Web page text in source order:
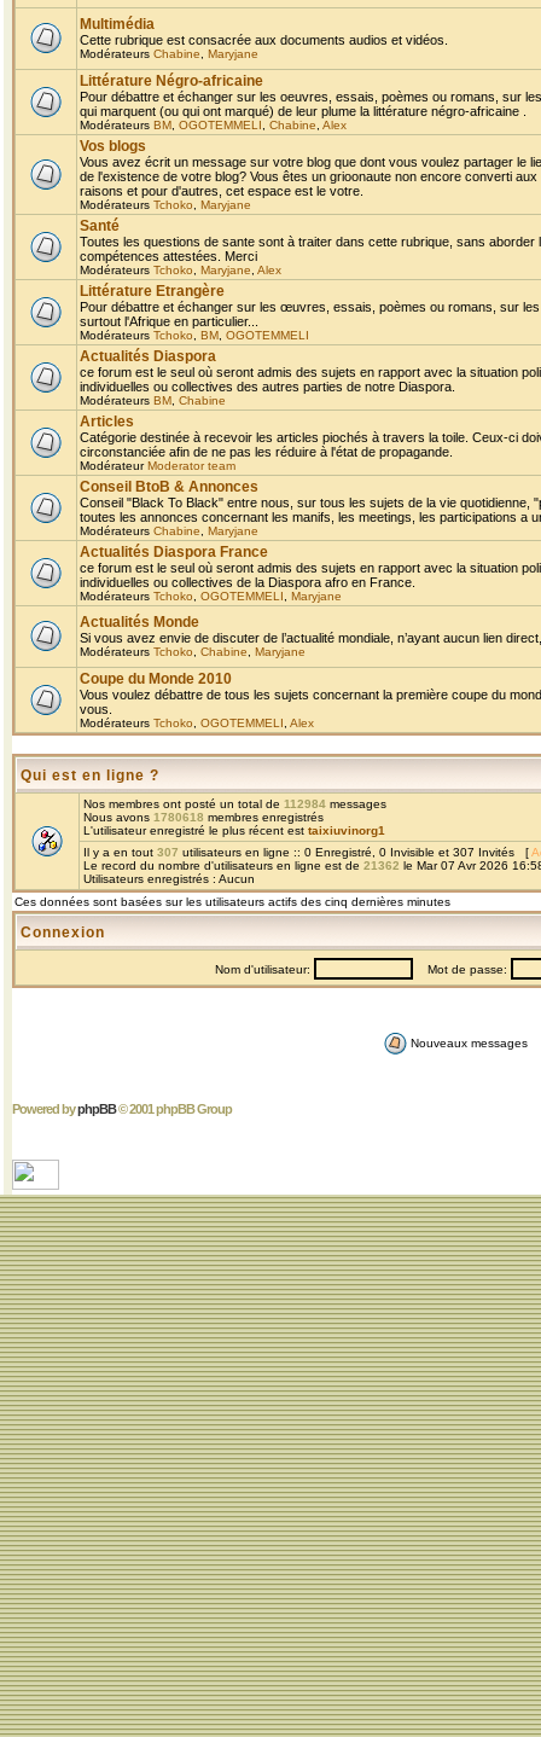
Multimédia
Cette rubrique est consacrée aux documents audios et vidéos.
Modérateurs Chabine Maryjane
Littérature Négro-africaine
Pour débattre et échanger sur les oeuvres, essais, poèmes ou romans, sur
qui marquent (ou qui ont marqué) de leur plume la littérature négro-africaine .
Modérateurs BM OGOTEMMELI Chabine Alex
Vos blogs
Vous avez écrit un message sur votre blog que dont vous voulez partager le
de l'existence de votre blog? Vous êtes un grioonaute non encore converti
raisons et pour d'autres, cet espace est le votre.
Modérateurs Tchoko Maryjane
Santé
Toutes les questions de sante sont à traiter dans cette rubrique, sans
compétences attestées. Merci
Modérateurs Tchoko Maryjane Alex
Littérature Etrangère
Pour débattre et échanger sur les œuvres, essais, poèmes ou romans, sur
surtout l'Afrique en particulier...
Modérateurs Tchoko BM OGOTEMMELI
Actualités Diaspora
ce forum est le seul où seront admis des sujets en rapport avec la situation
individuelles ou collectives des autres parties de notre Diaspora.
Modérateurs BM Chabine
Articles
Catégorie destinée à recevoir les articles piochés à travers la toile. Ceux-ci
circonstanciée afin de ne pas les réduire à l'état de propagande.
ModérateurModerator team
Conseil BtoB & Annonces
Conseil "Black To Black" entre nous, sur tous les sujets de la vie
toutes les annonces concernant les manifs, les meetings, les participations a
Modérateurs Chabine Maryjane
Actualités Diaspora France
ce forum est le seul où seront admis des sujets en rapport avec la situation
individuelles ou collectives de la Diaspora afro en France.
Modérateurs Tchoko OGOTEMMELI Maryjane
Actualités Monde
Si vous avez envie de discuter de l’actualité mondiale, n’ayant aucun lien
Modérateurs Tchoko Chabine Maryjane
Coupe du Monde 2010
Vous voulez débattre de tous les sujets concernant la première coupe du
vous.
Modérateurs Tchoko OGOTEMMELI Alex
Qui est en ligne ?
Nos membres ont posté un total de 112984 messages
Nous avons 1780618 membres enregistrés
L'utilisateur enregistré le plus récent est taixiuvinorg1
Il y a en tout 307 utilisateurs en ligne :: 0 Enregistré, 0 Invisible et 307 Invités [
Le record du nombre d'utilisateurs en ligne est de 21362 le Mar 07 Avr 2026
Utilisateurs enregistrés : Aucun
Ces données sont basées sur les utilisateurs actifs des cinq dernières minutes
Connexion
Nom d'utilisateur: Mot de passe:
Nouveaux messages
Powered byphpBB© 2001 phpBB Group